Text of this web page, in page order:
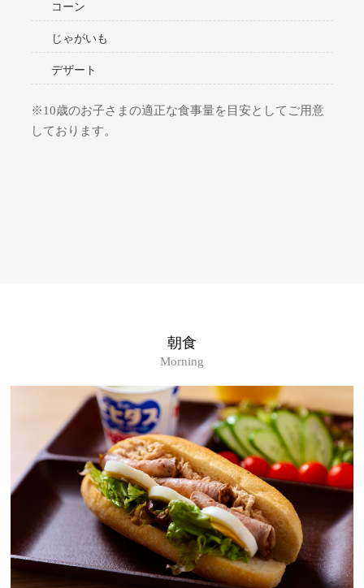
コーン
じゃがいも
デザート
※10歳のお子さまの適正な食事量を目安としてご用意
しております。
朝食
Morning